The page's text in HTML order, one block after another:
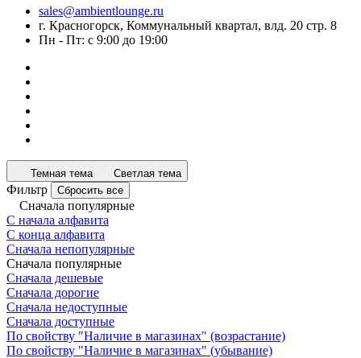
sales@ambientlounge.ru
г. Красногорск, Коммунальный квартал, влд. 20 стр. 8
Пн - Пт: с 9:00 до 19:00
Темная тема Светлая тема
Фильтр Сбросить все
Сначала популярные
С начала алфавита
С конца алфавита
Сначала непопулярные
Сначала популярные
Сначала дешевые
Сначала дорогие
Сначала недоступные
Сначала доступные
По свойству "Наличие в магазинах" (возрастание)
По свойству "Наличие в магазинах" (убывание)